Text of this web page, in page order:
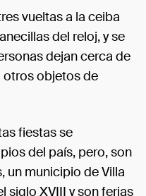
vueltas a la ceiba
del reloj, y se
dejan cerca de
otros objetos de
fiestas se
del país, pero, son
un municipio de Villa
siglo XVIII y son ferias